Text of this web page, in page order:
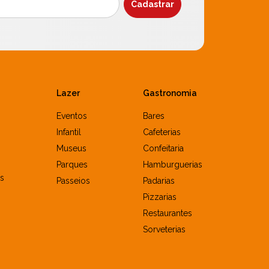
Lazer
Eventos
Infantil
Museus
Parques
Passeios
Gastronomia
Bares
Cafeterias
Confeitaria
Hamburguerias
Padarias
Pizzarias
Restaurantes
Sorveterias